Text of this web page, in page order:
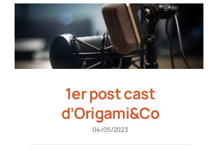
1er post cast
d’Origami&Co
04/05/2023